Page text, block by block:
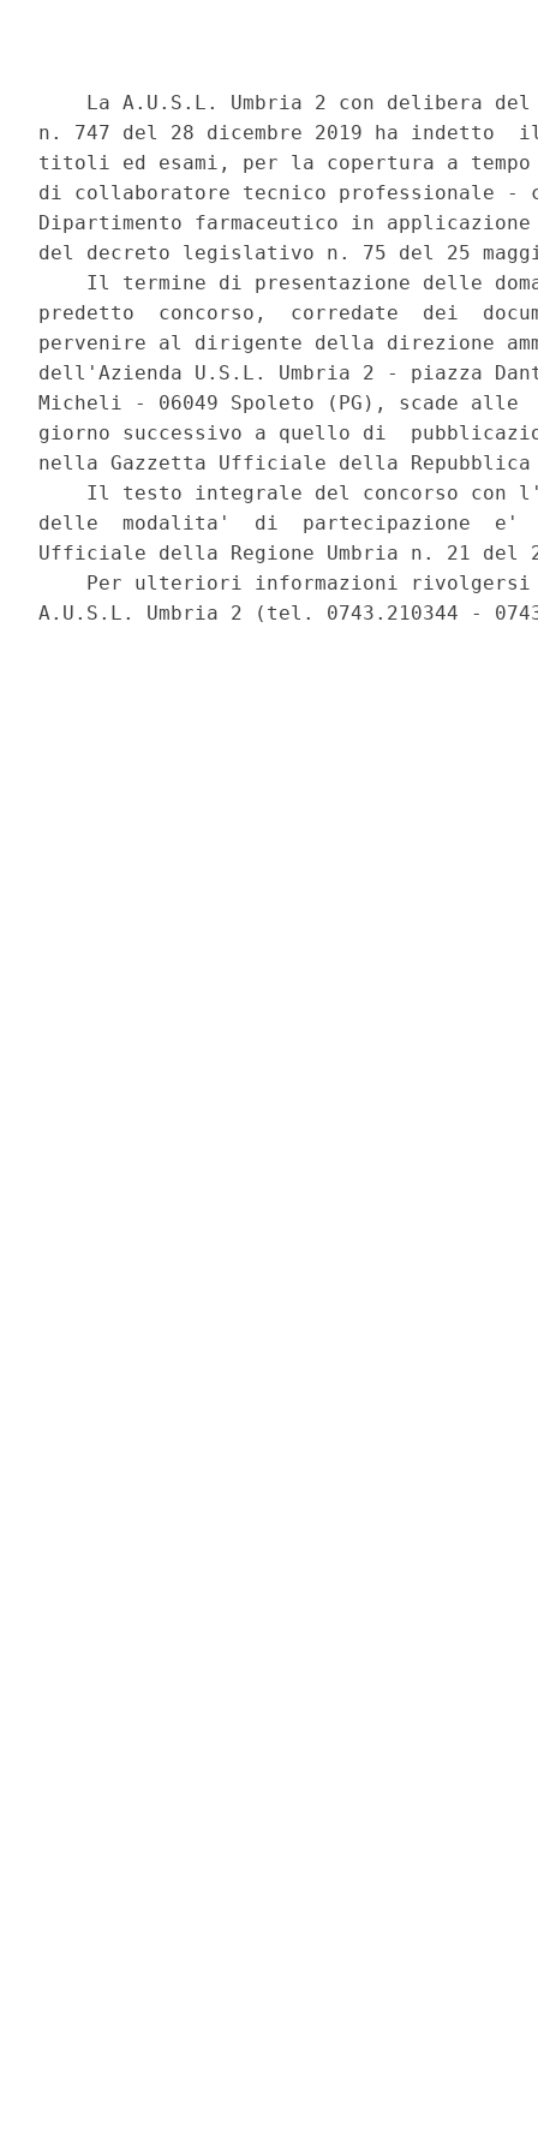
La A.U.S.L. Umbria 2 con delibera
n. 747 del 28 dicembre 2019 ha indetto
titoli ed esami, per la copertura a
di collaboratore tecnico professionale
Dipartimento farmaceutico in
del decreto legislativo n. 75 del 25
Il termine di presentazione delle
predetto  concorso,  corredate  dei
pervenire al dirigente della direzione
dell'Azienda U.S.L. Umbria 2 - piazza
Micheli - 06049 Spoleto (PG), scade
giorno successivo a quello di
nella Gazzetta Ufficiale della
Il testo integrale del concorso con
delle  modalita'  di  partecipazione  e'
Ufficiale della Regione Umbria n. 21
Per ulteriori informazioni
A.U.S.L. Umbria 2 (tel. 0743.210344 -